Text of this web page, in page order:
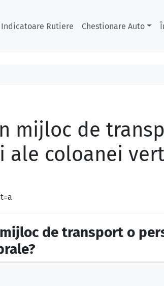
Indicatoare Rutiere Chestionare Auto
mijloc de
ale coloanei
de transport o